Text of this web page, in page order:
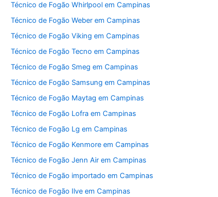
Técnico de Fogão Whirlpool em Campinas
Técnico de Fogão Weber em Campinas
Técnico de Fogão Viking em Campinas
Técnico de Fogão Tecno em Campinas
Técnico de Fogão Smeg em Campinas
Técnico de Fogão Samsung em Campinas
Técnico de Fogão Maytag em Campinas
Técnico de Fogão Lofra em Campinas
Técnico de Fogão Lg em Campinas
Técnico de Fogão Kenmore em Campinas
Técnico de Fogão Jenn Air em Campinas
Técnico de Fogão importado em Campinas
Técnico de Fogão Ilve em Campinas